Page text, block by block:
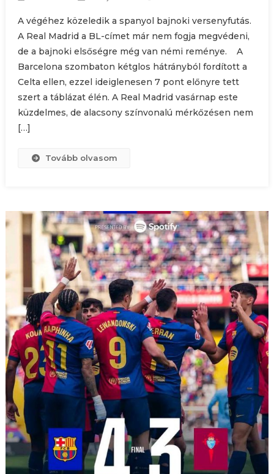
A végéhez közeledik a spanyol bajnoki versenyfutás.
A Real Madrid a BL-címet már nem fogja megvédeni,
de a bajnoki elsőségre még van némi reménye. A
Barcelona szombaton kétglos hátrányból fordított a
Celta ellen, ezzel ideiglenesen 7 pont előnyre tett
szert a táblázat élén. A Real Madrid vasárnap este
küzdelmes, de alacsony színvonalú mérkőzésen nem
[…]
Tovább olvasom